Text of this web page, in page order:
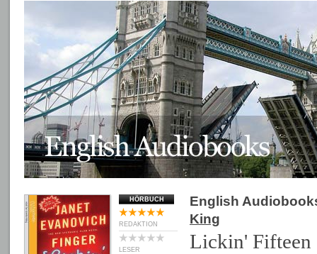
HÖRBUCH
REDAKTION
LESER
English
King
Lickin' Fifteen